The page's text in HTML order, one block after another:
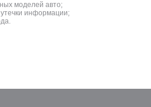
моделей авто;
информации;